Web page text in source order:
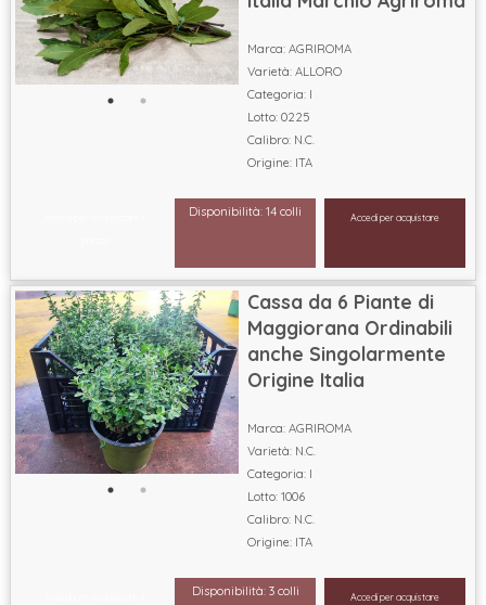
Marca: AGRIROMA
Varietà: ALLORO
Categoria: I
Lotto: 0225
Calibro: N.C.
Origine: ITA
Disponibilità: 14 colli Accedi per acquistare
Cassa da 6 Piante di
Maggiorana Ordinabili
anche Singolarmente
Origine Italia
Marca: AGRIROMA
Varietà: N.C.
Categoria: I
Lotto: 1006
Calibro: N.C.
Origine: ITA
Disponibilità: 3 colli Accedi per acquistare